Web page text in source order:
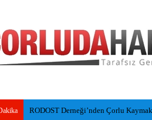
Eski Reyap Hastanesi, Daviva Çorlu